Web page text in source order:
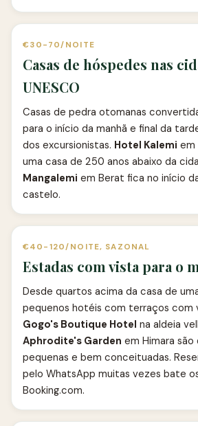
€30-70/NOITE
Casas de hóspedes nas
UNESCO
Casas de pedra otomanas
para o início da manhã e final da
dos excursionistas. Hotel Kalemi em
uma casa de 250 anos abaixo da
Mangalemi em Berat fica no início da
castelo.
€40-120/NOITE, SAZONAL
Estadas com vista para o
Desde quartos acima da casa de
pequenos hotéis com terraços com
Gogo's Boutique Hotel na aldeia
Aphrodite's Garden em Himara são
pequenas e bem conceituadas.
pelo WhatsApp muitas vezes bate
Booking.com.